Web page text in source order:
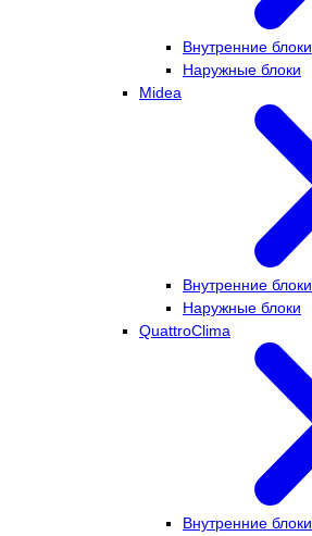
Внутренние блоки
Наружные блоки
Midea
Внутренние блоки
Наружные блоки
QuattroClima
Внутренние блоки